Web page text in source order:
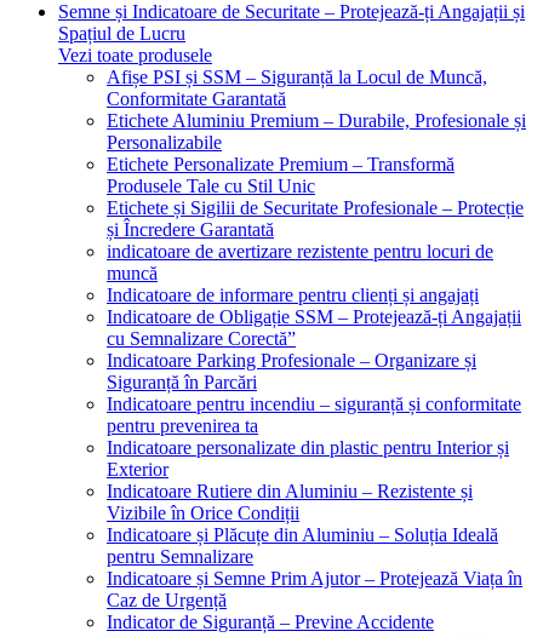
Semne și Indicatoare de Securitate – Protejează-ți Angajații și
Spațiul de Lucru
Vezi toate produsele
Afișe PSI și SSM – Siguranță la Locul de Muncă,
Conformitate Garantată
Etichete Aluminiu Premium – Durabile, Profesionale și
Personalizabile
Etichete Personalizate Premium – Transformă
Produsele Tale cu Stil Unic
Etichete și Sigilii de Securitate Profesionale – Protecție
și Încredere Garantată
indicatoare de avertizare rezistente pentru locuri de
muncă
Indicatoare de informare pentru clienți și angajați
Indicatoare de Obligație SSM – Protejează-ți Angajații
cu Semnalizare Corectă”
Indicatoare Parking Profesionale – Organizare și
Siguranță în Parcări
Indicatoare pentru incendiu – siguranță și conformitate
pentru prevenirea ta
Indicatoare personalizate din plastic pentru Interior și
Exterior
Indicatoare Rutiere din Aluminiu – Rezistente și
Vizibile în Orice Condiții
Indicatoare și Plăcuțe din Aluminiu – Soluția Ideală
pentru Semnalizare
Indicatoare și Semne Prim Ajutor – Protejează Viața în
Caz de Urgență
Indicator de Siguranță – Previne Accidente